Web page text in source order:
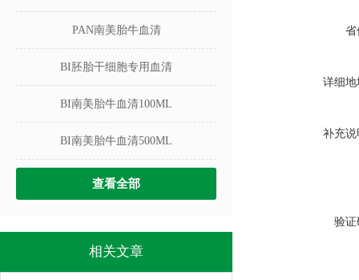
PAN南美胎牛血清
BI胚胎干细胞专用血清
BI南美胎牛血清100ML
BI南美胎牛血清500ML
查看全部
相关文章
省
详细地
补充说
验证